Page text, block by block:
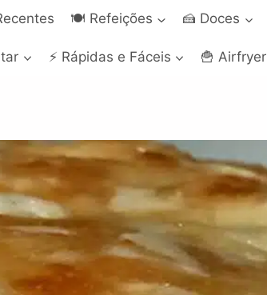
🍽️ Refeições 🍰 Doces
⚡ Rápidas e Fáceis 🍟 Airfryer